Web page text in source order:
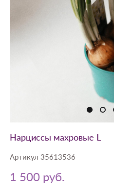
Нарциссы махровые L
Артикул 35613536
1 500 pуб.